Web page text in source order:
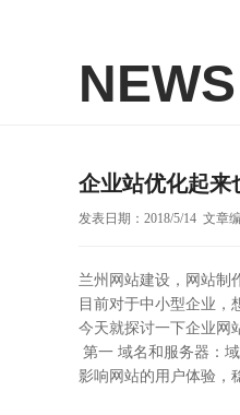
NEWS
企业站优化起来
发表日期：2018/5/14 文章
兰州网站建设， 网站制
目前对于中小型企业，
今天就探讨一下企业网
第一 域名和服务器：
影响网站的用户体验，